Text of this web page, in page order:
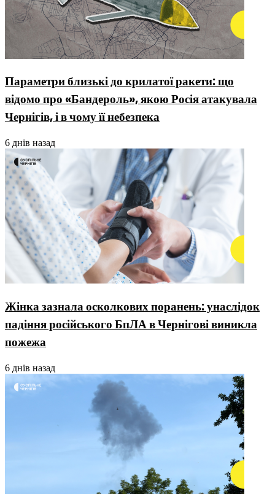
Параметри близькі до крилатої ракети: що
відомо про «Бандероль», якою Росія атакувала
Чернігів, і в чому її небезпека
6 днів назад
Жінка зазнала осколкових поранень: унаслідок
падіння російського БпЛА в Чернігові виникла
пожежа
6 днів назад